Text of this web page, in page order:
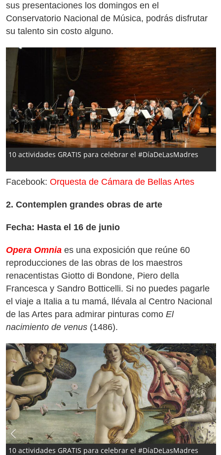
sus presentaciones los domingos en el
Conservatorio Nacional de Música, podrás disfrutar
su talento sin costo alguno.
10 actividades GRATIS para celebrar el #DíaDeLasMadres
Facebook: Orquesta de Cámara de Bellas Artes
2. Contemplen grandes obras de arte
Fecha: Hasta el 16 de junio
Opera Omnia es una exposición que reúne 60
reproducciones de las obras de los maestros
renacentistas Giotto di Bondone, Piero della
Francesca y Sandro Botticelli. Si no puedes pagarle
el viaje a Italia a tu mamá, llévala al Centro Nacional
de las Artes para admirar pinturas como El
nacimiento de venus (1486).
10 actividades GRATIS para celebrar el #DíaDeLasMadres